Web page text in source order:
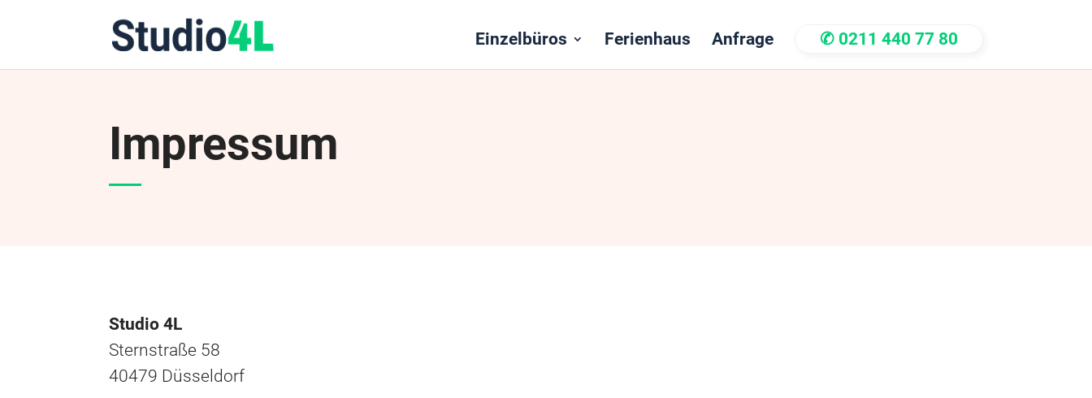
Einzelbüros Ferienhaus Anfrage ✆ 0211 440 77 80
Impressum
Studio 4L
Sternstraße 58
40479 Düsseldorf